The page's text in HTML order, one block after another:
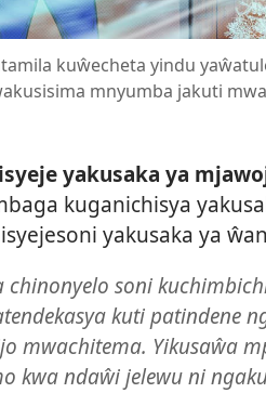
kuŵecheta yindu
mnyumba jakuti
yakusaka ya
kuganichisya
yakusaka ya
chinonyelo soni
kuti patindene
mwachitema. Yikusaŵa
kwa ndaŵi jelewu ni